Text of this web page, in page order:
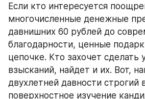
Если кто интересуется
многочисленные денежные
давнишних 60 рублей до
благодарности, ценные
цепочке. Кто захочет сделать
взысканий, найдет и их. Вот,
двухлетней давности строгий
поверхностное изучение